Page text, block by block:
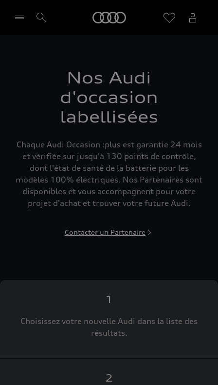
Nos Audi
d'occasion
labellisées
Chaque Audi Occasion :plus est garantie 24 mois
et vérifiée sur jusqu'à 130 points de contrôle,
dont l'état de santé de la batterie pour les
modèles 100% électriques. Nos Partenaires sont
disponibles et vous accompagnent pour votre
projet d'achat et trouver votre future Audi.
Contacter un Partenaire
1
Choisissez votre nouvelle Audi dans la liste des
résultats.
2